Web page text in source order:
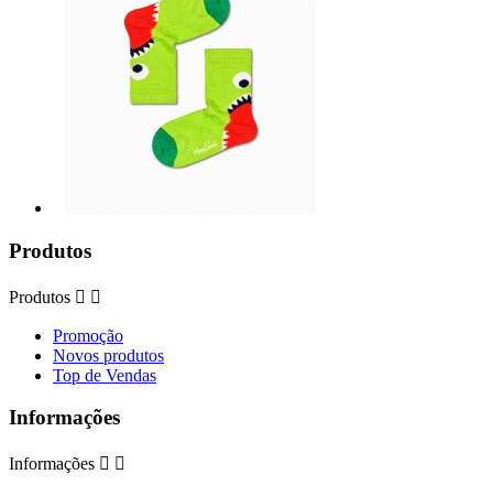
Produtos
Produtos  
Promoção
Novos produtos
Top de Vendas
Informações
Informações  